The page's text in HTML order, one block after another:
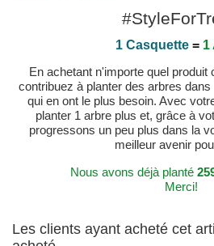
A nice colour combo
Publié le 2026-04-27 par Azam
El producto tratado con el
calidad, super trato al cliente antes y
Publié le 2025-05-25 par Miquel
1 Casquette= 1
En achetant n'importe quel produit
contribuez à planter des arbres
qui en ont le plus besoin. Avec
planter 1 arbre plus et, grâce à
progressons un peu plus dans la
meilleur avenir
Nous avons déjà planté
Merci!
Les clients ayant acheté cet